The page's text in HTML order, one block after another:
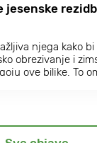
jesenske
njega kako
obrezivanje i
ove biljke. To